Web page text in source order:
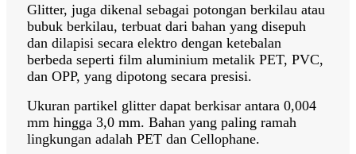
Glitter, juga dikenal sebagai potongan berkilau atau
bubuk berkilau, terbuat dari bahan yang disepuh
dan dilapisi secara elektro dengan ketebalan
berbeda seperti film aluminium metalik PET, PVC,
dan OPP, yang dipotong secara presisi.
Ukuran partikel glitter dapat berkisar antara 0,004
mm hingga 3,0 mm. Bahan yang paling ramah
lingkungan adalah PET dan Cellophane.